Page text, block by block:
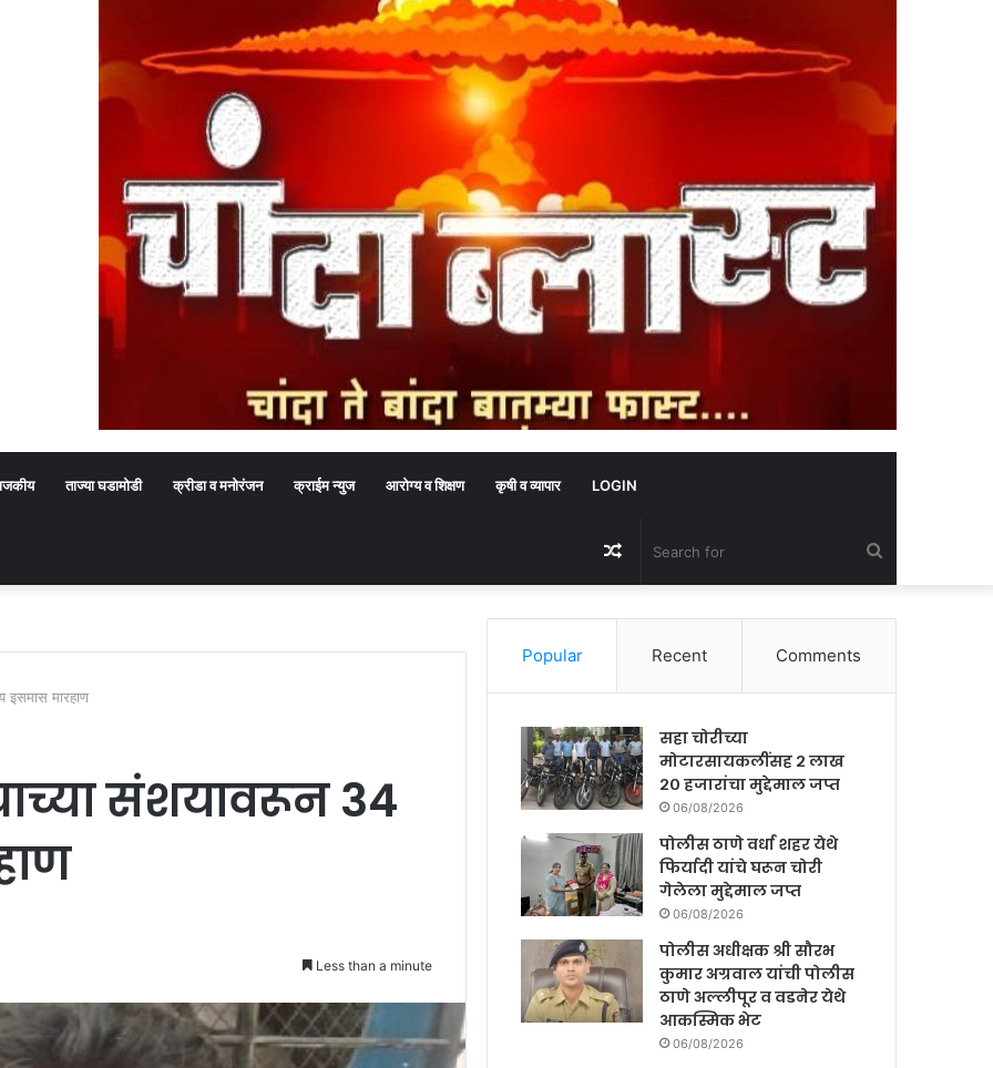
ताज्या घडामोडी क्रीडा व मनोरंजन क्राईम न्युज आरोग्य व शिक्षण कृषी व व्यापार LOGIN
for
Random
Article
इसमास मारहाण
संशयावरून 34
Less than a minute
Popular Recent Comments
सहा चोरीच्या
मोटारसायकलींसह २ लाख
२० हजारांचा मुद्देमाल जप्त
06/08/2026
पोलीस ठाणे वर्धा शहर येथे
फिर्यादी यांचे घरून चोरी
गेलेला मुद्देमाल जप्त
06/08/2026
पोलीस अधीक्षक श्री सौरभ
कुमार अग्रवाल यांची पोलीस
ठाणे अल्लीपूर व वडनेर येथे
आकस्मिक भेट
06/08/2026